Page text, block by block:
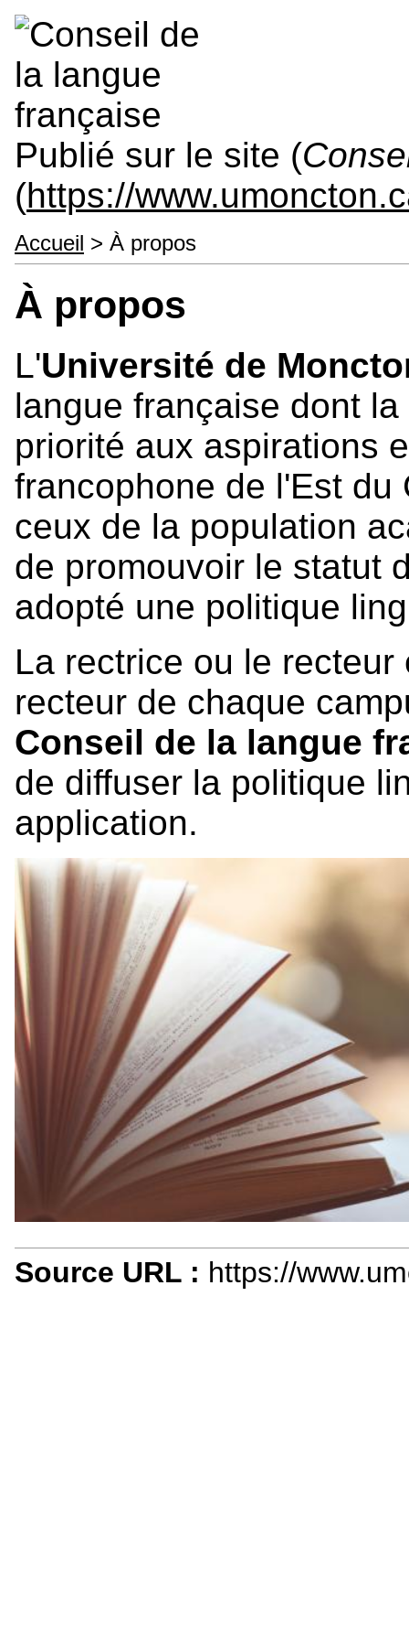
Publié sur le site (
(https://
Accueil > À propos
À propos
L'Université de
langue française dont
priorité aux aspirations
francophone de l'Est
ceux de la population
de promouvoir le statut
adopté une politique
La rectrice ou le
recteur de chaque
Conseil de la langue
de diffuser la politique
application.
Source URL : https://